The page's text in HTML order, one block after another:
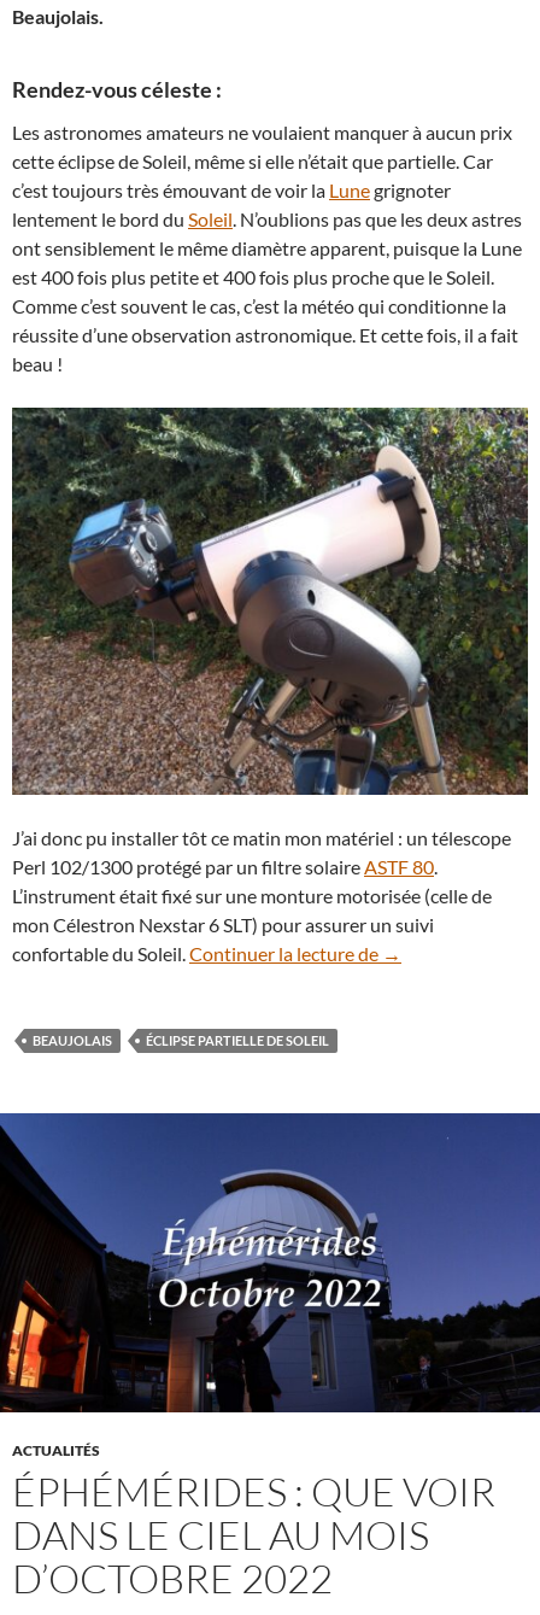
Beaujolais.
Rendez-vous céleste :
Les astronomes amateurs ne voulaient manquer à aucun prix
cette éclipse de Soleil, même si elle n’était que partielle. Car
c’est toujours très émouvant de voir la Lunegrignoter
lentement le bord du Soleil. N’oublions pas que les deux astres
ont sensiblement le même diamètre apparent, puisque la Lune
est 400 fois plus petite et 400 fois plus proche que le Soleil.
Comme c’est souvent le cas, c’est la météo qui conditionne la
réussite d’une observation astronomique. Et cette fois, il a fait
beau !
J’ai donc pu installer tôt ce matin mon matériel : un télescope
Perl 102/1300 protégé par un filtre solaireASTF 80.
L’instrument était fixé sur une monture motorisée (celle de
mon Célestron Nexstar 6 SLT) pour assurer un suivi
confortable du Soleil.Continuer la lecture de 25 octobre :
→
BEAUJOLAIS ÉCLIPSE PARTIELLE DE SOLEIL
ACTUALITÉS
ÉPHÉMÉRIDES : QUE VOIR
DANS LE CIEL AU MOIS
D’OCTOBRE 2022